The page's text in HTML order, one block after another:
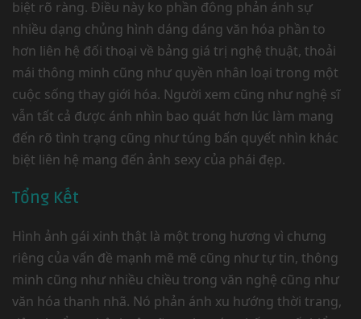
biệt rõ ràng. Điều này ko phần đông phản ánh sự
nhiều dạng chủng hình dáng dáng văn hóa phần to
hơn liên hệ đối thoại về bảng giá trị nghệ thuật, thoải
mái thông minh cũng như quyền nhân loại trong một
cuộc sống thay giới hóa. Người xem cũng như nghệ sĩ
vẫn tất cả được ánh nhìn bao quát hơn lúc làm mang
đến rõ tình trạng cũng như túng bấn quyết nhìn khác
biệt liên hệ mang đến ảnh sexy của phái đẹp.
Tổng Kết
Hình ảnh gái xinh thật là một trong hương vì chưng
riêng của vấn đề mạnh mẽ mẽ cũng như tự tin, thông
minh cũng như nhiều chiều trong văn nghệ cũng như
văn hóa thanh nhã. Nó phản ánh xu hướng thời trang,